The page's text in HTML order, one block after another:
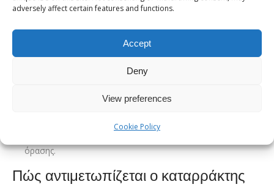
adversely affect certain features and functions.
Accept
Deny
View preferences
Cookie Policy
(πυρηνικός, φλοιώδης ή οπίσθιος υποκαψικός).
Βυθοσκόπηση:Μετά τη χρήση ειδικών σταγόνων για τη
διαστολή της κόρης (μυδρίαση), ο γιατρός εξετάζει το πίσω
μέρος του ματιού, δηλαδή τον αμφιβληστροειδή και το
άλλες συνυπάρχουσες παθήσεις, όπως η ηλικιακή
μπορούσαν επίσης να ευθύνονται για τη μείωση της
όρασης.
Πώς αντιμετωπίζεται ο καταρράκτης